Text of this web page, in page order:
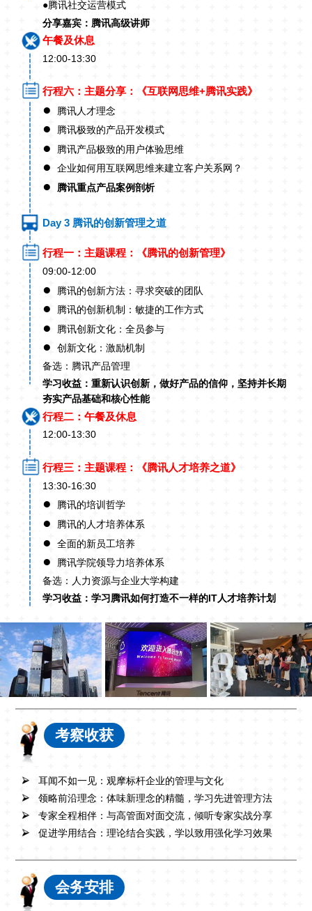
●腾讯社交运营模式
分享嘉宾：腾讯高级讲师
午餐及休息
12:00-13:30
行程六：主题分享：《互联网思维+腾讯实践》
● 腾讯人才理念
● 腾讯极致的产品开发模式
● 腾讯产品极致的用户体验思维
● 企业如何用互联网思维来建立客户关系网？
● 腾讯重点产品案例剖析
Day 3 腾讯的创新管理之道
行程一：主题课程：《腾讯的创新管理》
09:00-12:00
● 腾讯的创新方法：寻求突破的团队
● 腾讯的创新机制：敏捷的工作方式
● 腾讯创新文化：全员参与
●
创新文化：激励机制
备选：腾讯产品管理
学习收益：重新认识创新，做好产品的信仰，坚持并长期
夯实产品基础和核心性能
行程二：午餐及休息
12:00-13:30
行程三：主题课程：《腾讯人才培养之道》
13:30-16:30
● 腾讯的培训哲学
● 腾讯的人才培养体系
● 全面的新员工培养
●
腾讯学院领导力培养体系
备选：人力资源与企业大学构建
学习收益：学习腾讯如何打造不一样的IT人才培养计划
考察收获
耳闻不如一见：观摩标杆企业的管理与文化
领略前沿理念：体味新理念的精髓，学习先进管理方法
专家全程相伴：与高管面对面交流，倾听专家实战分享
促进学用结合：理论结合实践，学以致用强化学习效果
会务安排